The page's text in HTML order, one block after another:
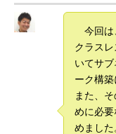
今回は
クラス
いてサ
ーク構築
また、
めに必要
めました